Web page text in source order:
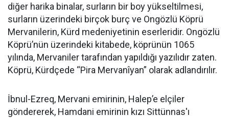
diğer harika binalar, surların bir boy yükseltilmesi,
surların üzerindeki birçok burç ve Ongözlü Köprü
Mervanilerin, Kürd medeniyetinin eserleridir. Ongözlü
Köprü’nün üzerindeki kitabede, köprünün 1065
yılında, Mervaniler tarafından yapıldığı yazılıdır zaten.
Köprü, Kürdçede “Pira Mervanîyan” olarak adlandırılır.
İbnul-Ezreq, Mervani emirinin, Halep’e elçiler
göndererek, Hamdani emirinin kızı Sittünnas'ı